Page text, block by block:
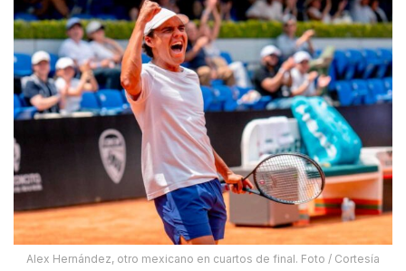
Alex Hernández, otro mexicano en cuartos de final. Foto / Cortesía